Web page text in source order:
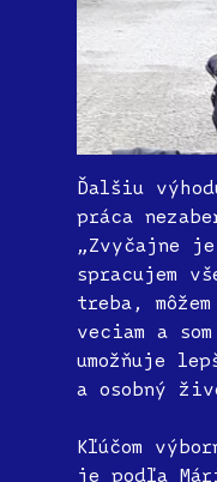
Ďalšiu
práca
„Zvyčajne
spracujem
treba,
veciam a
umožňuje
a osobný
Kľúčom
je podľa